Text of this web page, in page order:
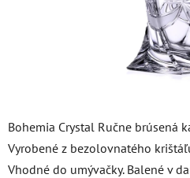
Bohemia Crystal Ručne brúsená
Vyrobené z bezolovnatého
Vhodné do umývačky. Balené v